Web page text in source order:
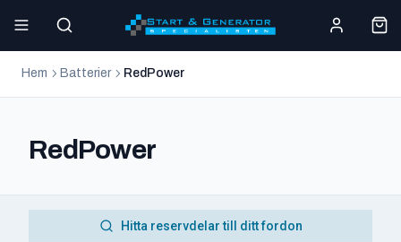
Hem Batterier RedPower
RedPower
Hitta reservdelar till ditt fordon